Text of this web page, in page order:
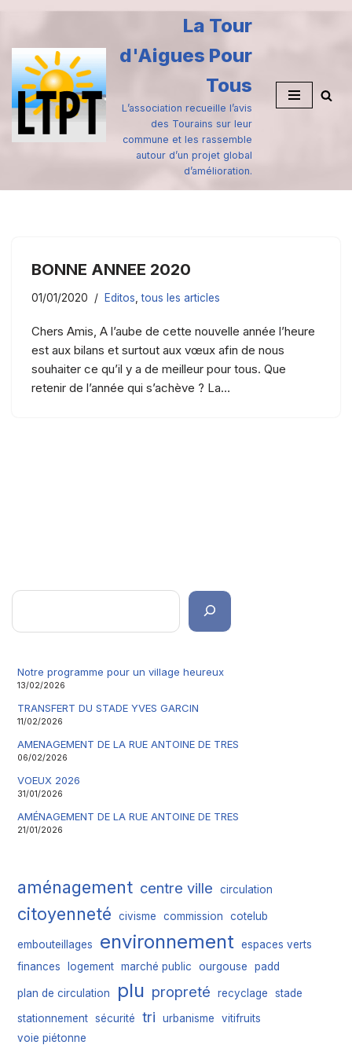
au
contenu
La Tour
d'Aigues Pour
Tous
L’association recueille l’avis
des Tourains sur leur
commune et les rassemble
autour d’un projet global
d’amélioration.
BONNE ANNEE 2020
01/01/2020 Editos ,tous les articles
Chers Amis, A l’aube de cette nouvelle année l’heure
est aux bilans et surtout aux vœux afin de nous
souhaiter ce qu’il y a de meilleur pour tous. Que
retenir de l’année qui s’achève ? La…
Notre programme pour un village heureux
13/02/2026
TRANSFERT DU STADE YVES GARCIN
11/02/2026
AMENAGEMENT DE LA RUE ANTOINE DE TRES
06/02/2026
VOEUX 2026
31/01/2026
AMÉNAGEMENT DE LA RUE ANTOINE DE TRES
21/01/2026
aménagement centre ville circulation
citoyenneté civisme commission cotelub
embouteillages environnement espaces verts
finances
logement marché public ourgouse padd
plan de circulation plu propreté recyclage
stade
stationnement sécurité tri urbanisme
vitifruits
voie piétonne